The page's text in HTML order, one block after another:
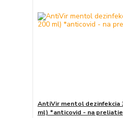
AntiVir mentol dezinfekcia
ml) *anticovid - na preliatie